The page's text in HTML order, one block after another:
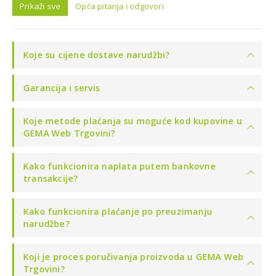
Prikaži sve Opća pitanja i odgovori
Koje su cijene dostave narudžbi?
Garancija i servis
Koje metode plaćanja su moguće kod kupovine u
GEMA Web Trgovini?
Kako funkcionira naplata putem bankovne
transakcije?
Kako funkcionira plaćanje po preuzimanju
narudžbe?
Koji je proces poručivanja proizvoda u GEMA Web
Trgovini?